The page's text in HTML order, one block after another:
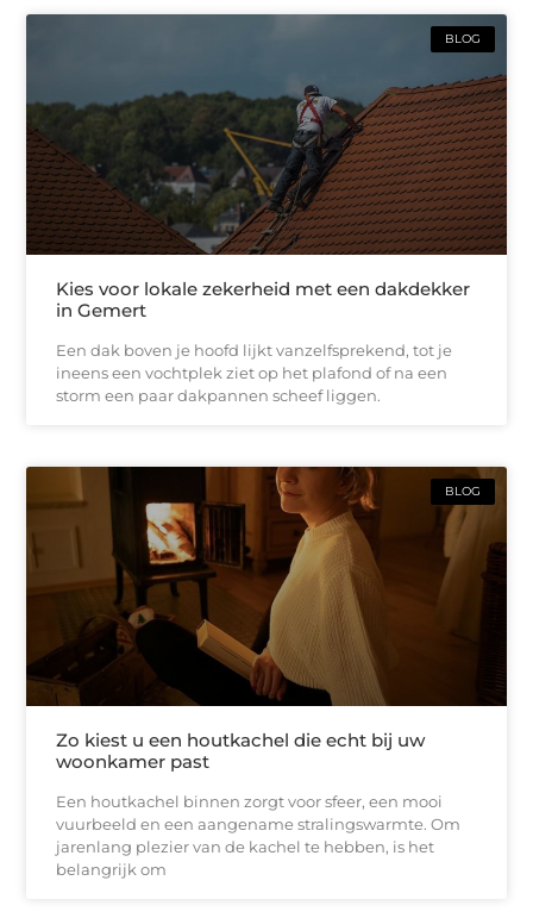
BLOG
Kies voor lokale zekerheid met een dakdekker
in Gemert
Een dak boven je hoofd lijkt vanzelfsprekend, tot je
ineens een vochtplek ziet op het plafond of na een
storm een paar dakpannen scheef liggen.
BLOG
Zo kiest u een houtkachel die echt bij uw
woonkamer past
Een houtkachel binnen zorgt voor sfeer, een mooi
vuurbeeld en een aangename stralingswarmte. Om
jarenlang plezier van de kachel te hebben, is het
belangrijk om